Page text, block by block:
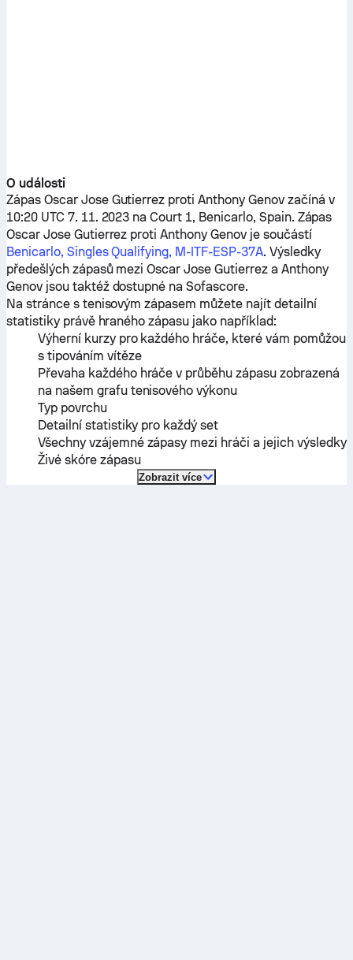
O události
Zápas Oscar Jose Gutierrez protiAnthony Genovzačíná v
10:20 UTC 7. 11. 2023 na Court 1, Benicarlo, Spain. Zápas
Oscar Jose Gutierrez protiAnthony Genovje součástí
Benicarlo, Singles Qualifying, M-ITF-ESP-37A. Výsledky
předešlých zápasů meziOscar Jose Gutierreza Anthony
Genovjsou taktéž dostupné na Sofascore.
Na stránce s tenisovým zápasem můžete najít detailní
statistiky právě hraného zápasu jako například:
Výherní kurzy pro každého hráče, které vám pomůžou
s tipováním vítěze
Převaha každého hráče v průběhu zápasu zobrazená
na našem grafu tenisového výkonu
Typ povrchu
Detailní statistiky pro každý set
Všechny vzájemné zápasy mezi hráči a jejich výsledky
Živé skóre zápasu
Zobrazit více